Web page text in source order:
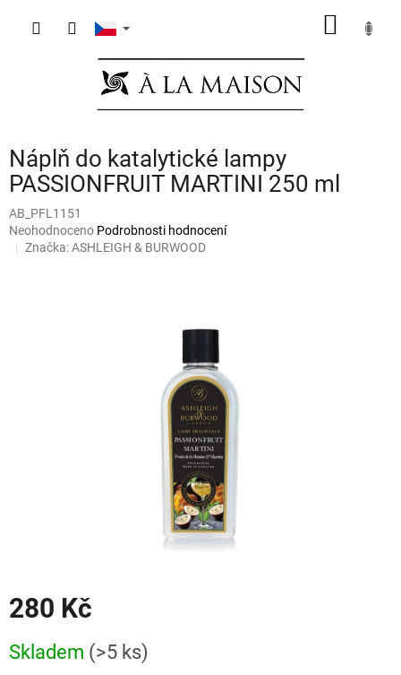
Náplň do katalytické lampy
PASSIONFRUIT MARTINI 250 ml
AB_PFL1151
Průměrné
hodnocení
Neohodnoceno Podrobnosti hodnocení
Značka:ASHLEIGH & BURWOOD
280 Kč
cena:
Skladem (>5 ks)